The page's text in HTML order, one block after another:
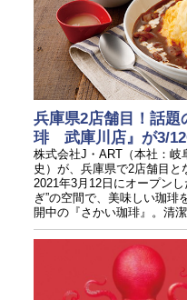
兵庫県2店舗目！話題
琲 武庫川店』が3/
株式会社J・ART（本社：岐
史）が、兵庫県で2店舗目
2021年3月12日にオープン
ぎ”の空間で、美味しい珈琲
開中の『さかい珈琲』。清